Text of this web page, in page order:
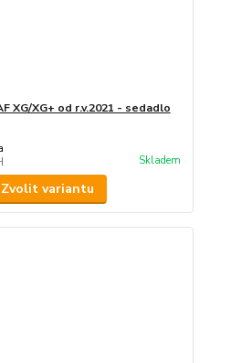
XG/XG+ od r.v.2021 - sedadlo
Skladem
Zvolit variantu